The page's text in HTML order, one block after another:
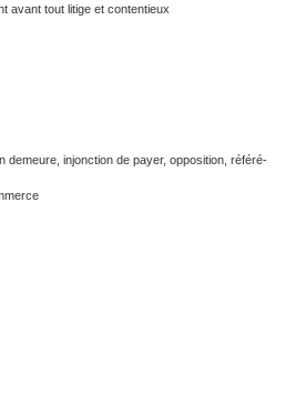
avant tout litige et contentieux
injonction de payer, opposition, référé-